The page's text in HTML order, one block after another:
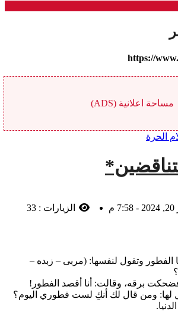
https://
مساحة اعلانية (ADS)
الحرة
الزيارات : 33
الفطور وتقول لنفسها: (مربى – زبده –
برقه، وقالت: أنا أقصد الفطور!
لها: ومن قال لك أنكِ لست فطوري اليوم؟